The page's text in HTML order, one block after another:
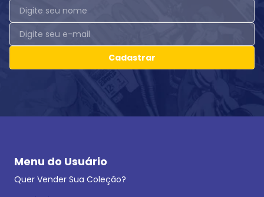
Cadastrar
Menu do Usuário
Quer Vender Sua Coleção?